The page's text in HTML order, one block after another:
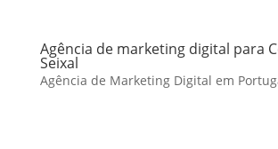
Agência de marketing digital para
Seixal
Agência de Marketing Digital em